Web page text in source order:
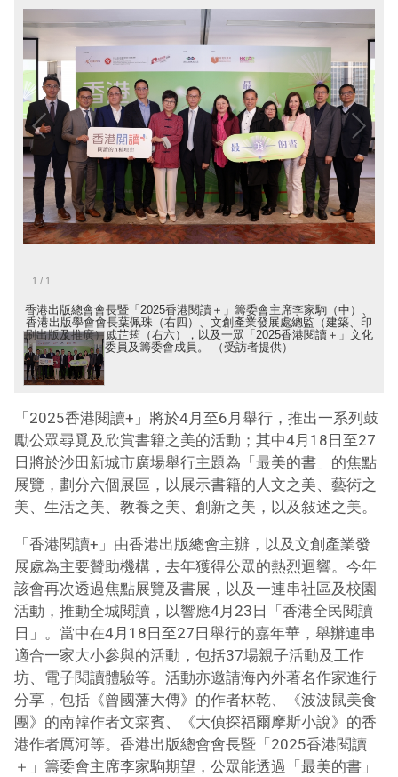
1 / 1
香港出版總會會長暨「2025香港閱讀＋」籌委會主席李家駒（中）、
香港出版學會會長葉佩珠（右四）、文創產業發展處總監（建築、印
刷出版及推廣）戚芷筠（右六），以及一眾「2025香港閱讀＋」文化
委員及籌委會成員。 （受訪者提供）
「2025香港閱讀+」將於4月至6月舉行，推出一系列鼓
勵公眾尋覓及欣賞書籍之美的活動；其中4月18日至27
日將於沙田新城市廣場舉行主題為「最美的書」的焦點
展覽，劃分六個展區，以展示書籍的人文之美、藝術之
美、生活之美、教養之美、創新之美，以及敍述之美。
「香港閱讀+」由香港出版總會主辦，以及文創產業發
展處為主要贊助機構，去年獲得公眾的熱烈迴響。今年
該會再次透過焦點展覽及書展，以及一連串社區及校園
活動，推動全城閱讀，以響應4月23日「香港全民閱讀
日」。當中在4月18日至27日舉行的嘉年華，舉辦連串
適合一家大小參與的活動，包括37場親子活動及工作
坊、 電子閱讀體驗等。活動亦邀請海內外著名作家進行
分享，包括《曾國藩大傳》的作者林乾、《波波鼠美食
團》的南韓作者文寀賓、《大偵探福爾摩斯小說》的香
港作者厲河等。香港出版總會會長暨「2025香港閱讀
＋」籌委會主席李家駒期望，公眾能透過「最美的書」